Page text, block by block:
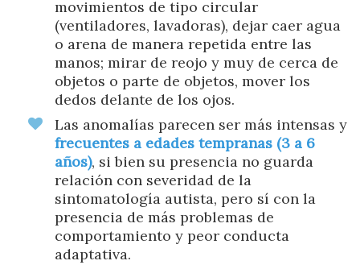
movimientos de tipo circular
(ventiladores, lavadoras), dejar caer agua
o arena de manera repetida entre las
manos; mirar de reojo y muy de cerca de
objetos o parte de objetos, mover los
dedos delante de los ojos.
Las anomalías parecen ser más intensas y
frecuentes a edades tempranas (3 a 6
años), si bien su presencia no guarda
relación con severidad de la
sintomatología autista, pero sí con la
presencia de más problemas de
comportamiento y peor conducta
adaptativa.